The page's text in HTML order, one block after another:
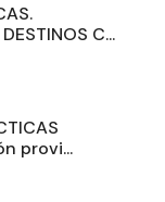
C...
provi...